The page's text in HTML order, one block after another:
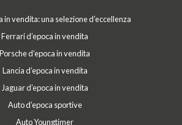
in vendita: una selezione d’eccellenza
Ferrari d’epoca in vendita
Porsche d’epoca in vendita
Lancia d’epoca in vendita
Jaguar d’epoca in vendita
Auto d’epoca sportive
Auto Youngtimer